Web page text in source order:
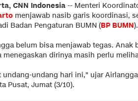
CNN Indonesia -- Menteri
menjawab nasib garis koordinasi,
Badan Pengaturan BUMN (BP BUMN).
belum bisa menjawab tegas. Anak
menegaskan dirinya masih perlu
undang-undang hari ini," ujar
Pusat, Jumat (3/10).